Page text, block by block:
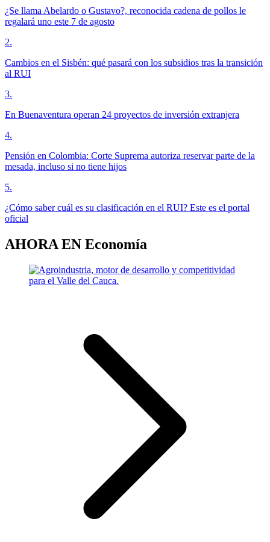
¿Se llama Abelardo o Gustavo?, reconocida cadena de pollos le
regalará uno este 7 de agosto
2.
Cambios en el Sisbén: qué pasará con los subsidios tras la transición
al RUI
3.
En Buenaventura operan 24 proyectos de inversión extranjera
4.
Pensión en Colombia: Corte Suprema autoriza reservar parte de la
mesada, incluso si no tiene hijos
5.
¿Cómo saber cuál es su clasificación en el RUI? Este es el portal
oficial
AHORA EN Economía